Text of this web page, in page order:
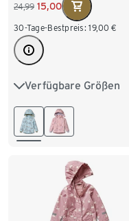
24,99 15,00
30-Tage-Bestpreis: 19,00 €
Verfügbare Größen
74/80 86/92
98/104